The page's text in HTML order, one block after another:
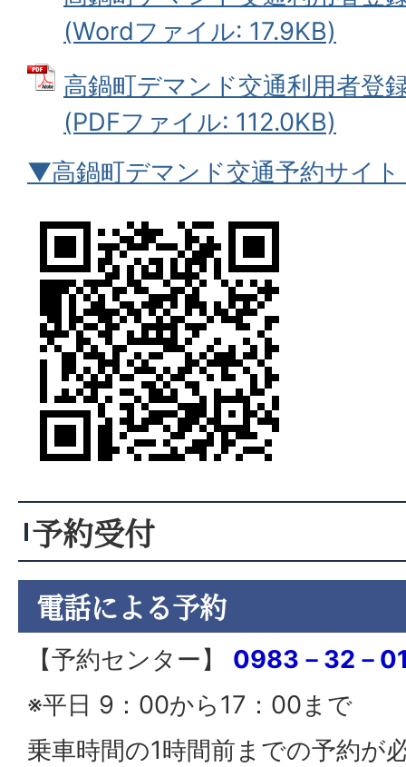
(Wordファイル: 17.9KB)
高鍋町デマンド交通利用者登
(PDFファイル: 112.0KB)
▼高鍋町デマンド交通予約サイ
予約受付
電話による予約
【予約センター】 0983－32－
※平日 9：00から17：00まで
乗車時間の1時間前までの予約が